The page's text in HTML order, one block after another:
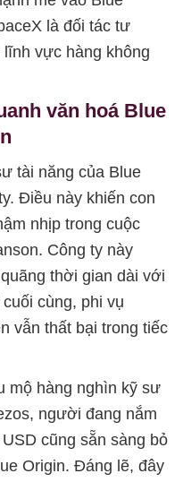
là đối tác tư
vực hàng không
văn hoá Blue
tài năng của Blue
Điều này khiến con
nhịp trong cuộc
Công ty này
thời gian dài với
cùng, phi vụ
vẫn thất bại trong tiếc
mộ hàng nghìn kỹ sư
người đang nắm
cũng sẵn sàng bỏ
Origin. Đáng lẽ, đây